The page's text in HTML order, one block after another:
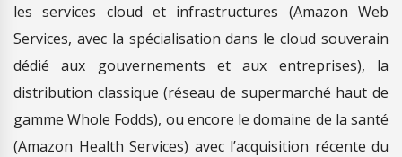
les services cloud et infrastructures (Amazon Web
Services, avec la spécialisation dans le cloud souverain
dédié aux gouvernements et aux entreprises), la
distribution classique (réseau de supermarché haut de
gamme Whole Fodds), ou encore le domaine de la santé
(Amazon Health Services) avec l’acquisition récente du